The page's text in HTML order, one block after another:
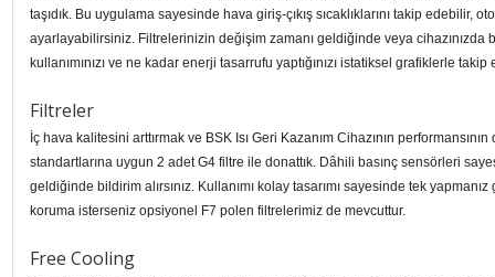
taşıdık. Bu uygulama sayesinde hava giriş-çıkış sıcaklıklarını takip edebilir,
ayarlayabilirsiniz. Filtrelerinizin değişim zamanı geldiğinde veya cihazınızda
kullanımınızı ve ne kadar enerji tasarrufu yaptığınızı istatiksel grafiklerle
Filtreler
İç hava kalitesini arttırmak ve BSK Isı Geri Kazanım Cihazının performansının
standartlarına uygun 2 adet G4 filtre ile donattık. Dâhili basınç sensörleri
geldiğinde bildirim alırsınız. Kullanımı kolay tasarımı sayesinde tek
koruma isterseniz opsiyonel F7 polen filtrelerimiz de mevcuttur.
Free Cooling